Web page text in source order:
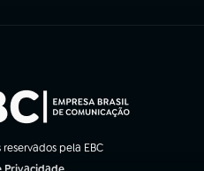
pela EBC